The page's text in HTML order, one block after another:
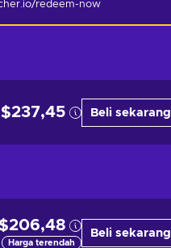
redeem-now
Beli sekarang
Harga terendah
Beli sekarang